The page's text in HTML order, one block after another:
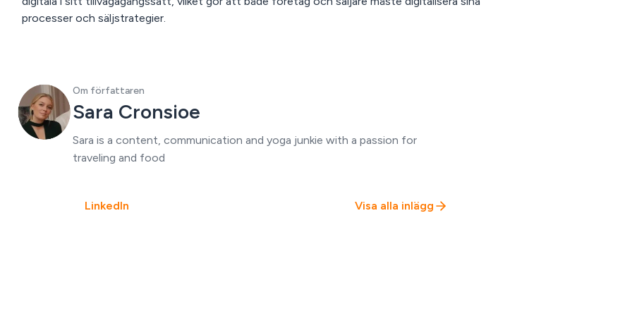
processer och säljstrategier.
Om författaren
Sara Cronsioe
Sara is a content, communication and yoga junkie with a passion for
traveling and food
LinkedIn Visa alla inlägg